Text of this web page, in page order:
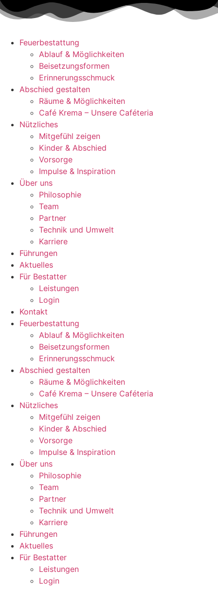
Zum
Inhalt
Feuerbestattung
Ablauf & Möglichkeiten
Beisetzungsformen
Erinnerungsschmuck
Abschied gestalten
Räume & Möglichkeiten
Café Krema – Unsere Caféteria
Nützliches
Mitgefühl zeigen
Kinder & Abschied
Vorsorge
Impulse & Inspiration​
Über uns
Philosophie
Team
Partner
Technik und Umwelt
Karriere
Führungen
Aktuelles
Für Bestatter
Leistungen
Login
Kontakt
Feuerbestattung
Ablauf & Möglichkeiten
Beisetzungsformen
Erinnerungsschmuck
Abschied gestalten
Räume & Möglichkeiten
Café Krema – Unsere Caféteria
Nützliches
Mitgefühl zeigen
Kinder & Abschied
Vorsorge
Impulse & Inspiration​
Über uns
Philosophie
Team
Partner
Technik und Umwelt
Karriere
Führungen
Aktuelles
Für Bestatter
Leistungen
Login